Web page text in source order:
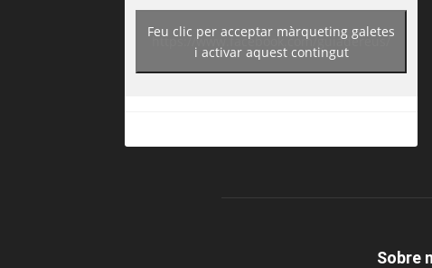
https://www.facebook.com/guiadereus/
Feu clic per acceptar màrqueting galetes
i activar aquest contingut
Sobre